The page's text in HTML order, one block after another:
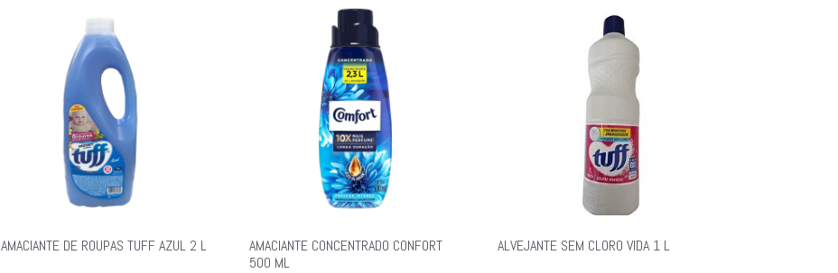
AMACIANTE DE ROUPAS TUFF AZUL 2 L
AMACIANTE CONCENTRADO CONFORT
500 ML
ALVEJANTE SEM CLORO VIDA 1 L